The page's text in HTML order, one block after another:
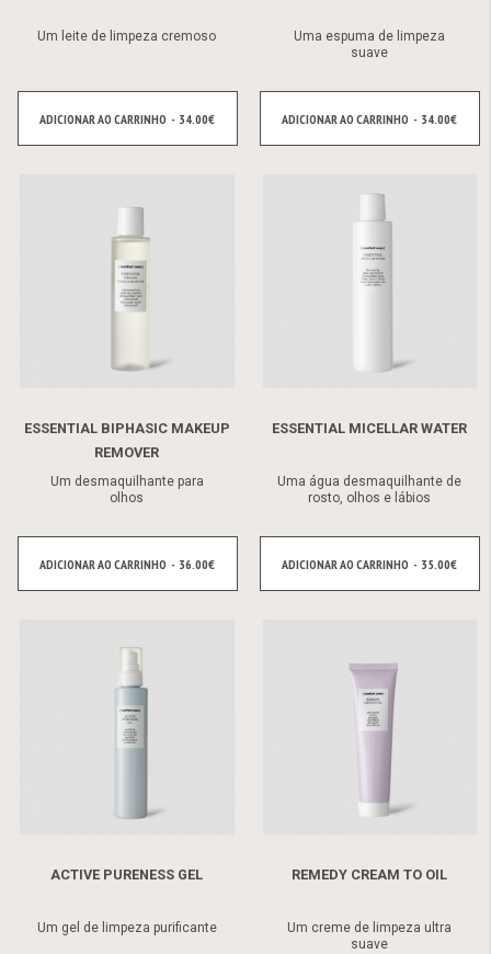
Um leite de limpeza cremoso
ADICIONAR AO CARRINHO - 34.00€
Uma espuma de limpeza
suave
ADICIONAR AO CARRINHO - 34.00€
ESSENTIAL BIPHASIC MAKEUP
REMOVER
Um desmaquilhante para
olhos
ADICIONAR AO CARRINHO - 36.00€
ESSENTIAL MICELLAR WATER
Uma água desmaquilhante de
rosto, olhos e lábios
ADICIONAR AO CARRINHO - 35.00€
ACTIVE PURENESS GEL
Um gel de limpeza purificante
REMEDY CREAM TO OIL
Um creme de limpeza ultra
suave